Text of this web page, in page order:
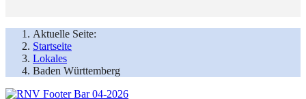
Aktuelle Seite:
Startseite
Lokales
Baden Württemberg